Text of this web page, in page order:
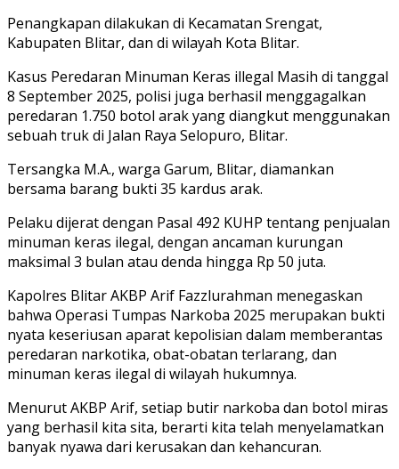
Penangkapan dilakukan di Kecamatan Srengat,
Kabupaten Blitar, dan di wilayah Kota Blitar.
Kasus Peredaran Minuman Keras illegal Masih di tanggal
8 September 2025, polisi juga berhasil menggagalkan
peredaran 1.750 botol arak yang diangkut menggunakan
sebuah truk di Jalan Raya Selopuro, Blitar.
Tersangka M.A., warga Garum, Blitar, diamankan
bersama barang bukti 35 kardus arak.
Pelaku dijerat dengan Pasal 492 KUHP tentang penjualan
minuman keras ilegal, dengan ancaman kurungan
maksimal 3 bulan atau denda hingga Rp 50 juta.
Kapolres Blitar AKBP Arif Fazzlurahman menegaskan
bahwa Operasi Tumpas Narkoba 2025 merupakan bukti
nyata keseriusan aparat kepolisian dalam memberantas
peredaran narkotika, obat-obatan terlarang, dan
minuman keras ilegal di wilayah hukumnya.
Menurut AKBP Arif, setiap butir narkoba dan botol miras
yang berhasil kita sita, berarti kita telah menyelamatkan
banyak nyawa dari kerusakan dan kehancuran.